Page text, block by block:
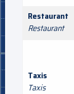
Restaurant
Restaurant
Taxis
Taxis